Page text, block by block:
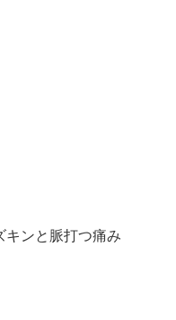
キンと脈打つ痛み